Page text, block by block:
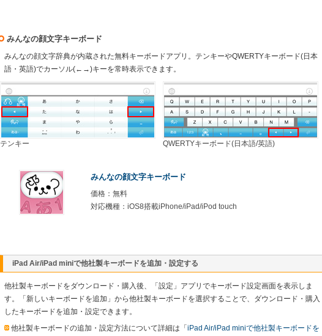
みんなの顔文字キーボード
みんなの顔文字辞典が内蔵された無料キーボードアプリ。テンキーやQWERTYキーボード(日本
語・英語)でカーソル(←→)キーを常時表示できます。
テンキー QWERTYキーボード(日本語/英語)
みんなの顔文字キーボード
価格：無料
対応機種：iOS8搭載iPhone/iPad/iPod touch
iPad Air/iPad miniで他社製キーボードを追加・設定する
他社製キーボードをダウンロード・購入後、「設定」アプリでキーボード設定画面を表示しま
す。「新しいキーボードを追加」から他社製キーボードを選択することで、ダウンロード・購入
したキーボードを追加・設定できます。
他社製キーボードの追加・設定方法について詳細は「 iPad Air/iPad miniで他社製キーボードを